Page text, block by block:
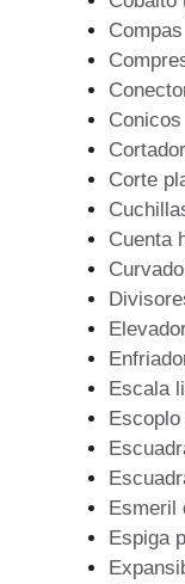
Compas
Conicos
Corte
Cuenta
Escala
Esmeril
Espiga